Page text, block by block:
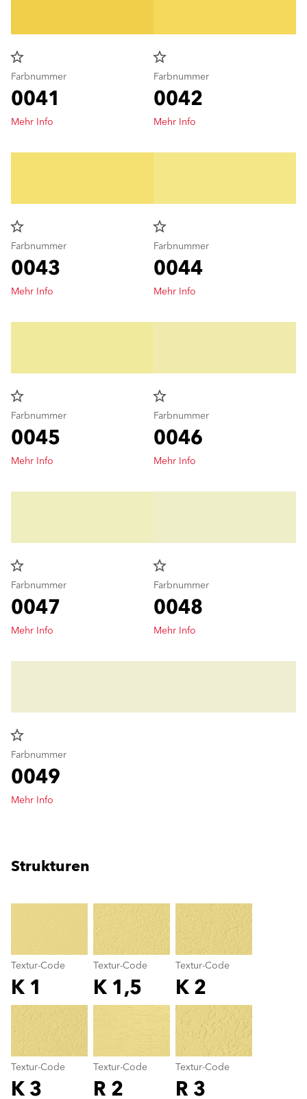
star_border
Farbnummer
0041
Mehr Info
star_border
Farbnummer
0042
Mehr Info
star_border
Farbnummer
0043
Mehr Info
star_border
Farbnummer
0044
Mehr Info
star_border
Farbnummer
0045
Mehr Info
star_border
Farbnummer
0046
Mehr Info
star_border
Farbnummer
0047
Mehr Info
star_border
Farbnummer
0048
Mehr Info
star_border
Farbnummer
0049
Mehr Info
Strukturen
Textur-Code
K 1
Textur-Code
K 1,5
Textur-Code
K 2
Textur-Code
K 3
Textur-Code
R 2
Textur-Code
R 3
Textur-Code
color_name